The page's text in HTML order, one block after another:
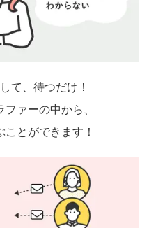
て、待つだけ！
ァーの中から、
とができます！